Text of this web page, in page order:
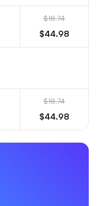
$18.74
$44.98
$18.74
$44.98